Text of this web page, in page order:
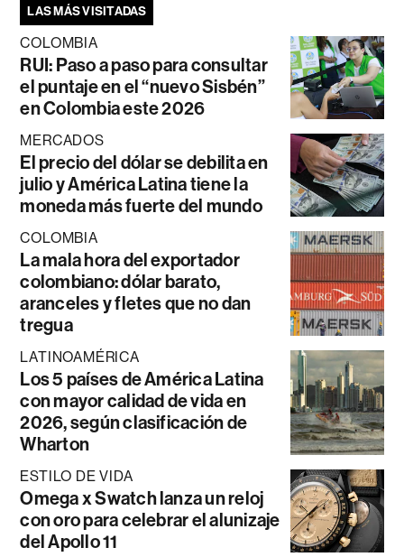
LAS MÁS VISITADAS
COLOMBIA
RUI: Paso a paso para consultar
el puntaje en el “nuevo Sisbén”
en Colombia este 2026
MERCADOS
El precio del dólar se debilita en
julio y América Latina tiene la
moneda más fuerte del mundo
COLOMBIA
La mala hora del exportador
colombiano: dólar barato,
aranceles y fletes que no dan
tregua
LATINOAMÉRICA
Los 5 países de América Latina
con mayor calidad de vida en
2026, según clasificación de
Wharton
ESTILO DE VIDA
Omega x Swatch lanza un reloj
con oro para celebrar el alunizaje
del Apollo 11